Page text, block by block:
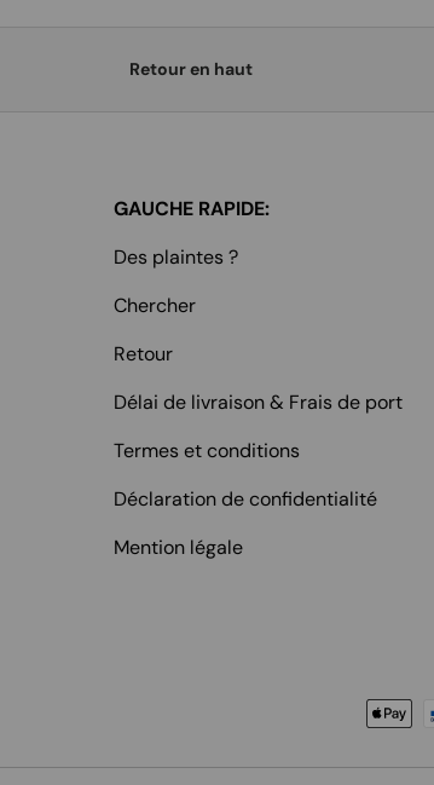
Retour en haut
GAUCHE RAPIDE:
Des plaintes ?
Chercher
Retour
Délai de livraison & Frais de port
Termes et conditions
Déclaration de confidentialité
Mention légale
Moyens de paiement